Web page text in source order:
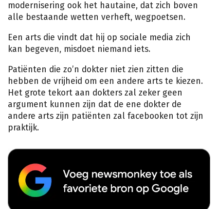
modernisering ook het hautaine, dat zich boven
alle bestaande wetten verheft, wegpoetsen.
Een arts die vindt dat hij op sociale media zich
kan begeven, misdoet niemand iets.
Patiënten die zo’n dokter niet zien zitten die
hebben de vrijheid om een andere arts te kiezen.
Het grote tekort aan dokters zal zeker geen
argument kunnen zijn dat de ene dokter de
andere arts zijn patiënten zal facebooken tot zijn
praktijk.